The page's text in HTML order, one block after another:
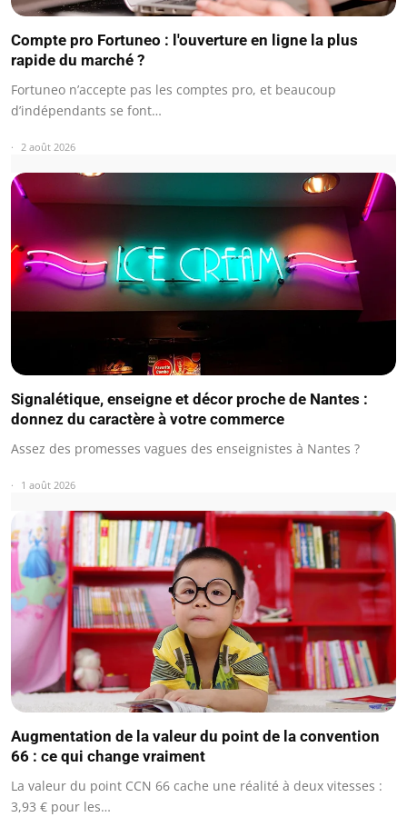
Compte pro Fortuneo : l'ouverture en ligne la plus
rapide du marché ?
Fortuneo n’accepte pas les comptes pro, et beaucoup
d’indépendants se font…
2 août 2026
Signalétique, enseigne et décor proche de Nantes :
donnez du caractère à votre commerce
Assez des promesses vagues des enseignistes à Nantes ?
1 août 2026
Augmentation de la valeur du point de la convention
66 : ce qui change vraiment
La valeur du point CCN 66 cache une réalité à deux vitesses :
3,93 € pour les…